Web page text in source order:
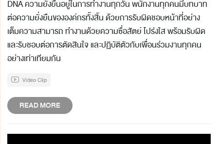
DNA ความยั่งยืนอยู่ในการทำงานทุกวัน พนักงานทุกคนมีบทบาท
ต่อความยั่งยืนขององค์กรทั้งสิ้น ด้วยการรับผิดชอบหน้าที่อย่าง
เต็มความสามารถ ทำงานด้วยความซื่อสัตย์ โปร่งใส พร้อมรับผิด
และรับชอบต่อการตัดสินใจ และปฏิบัติตัวกับเพื่อนร่วมงานทุกคน
อย่างเท่าเทียมกัน
Video Clip
READ MORE